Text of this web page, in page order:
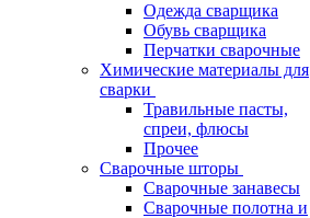
Одежда сварщика
Обувь сварщика
Перчатки сварочные
Химические материалы для
сварки
Травильные пасты,
спреи, флюсы
Прочее
Сварочные шторы
Сварочные занавесы
Сварочные полотна и